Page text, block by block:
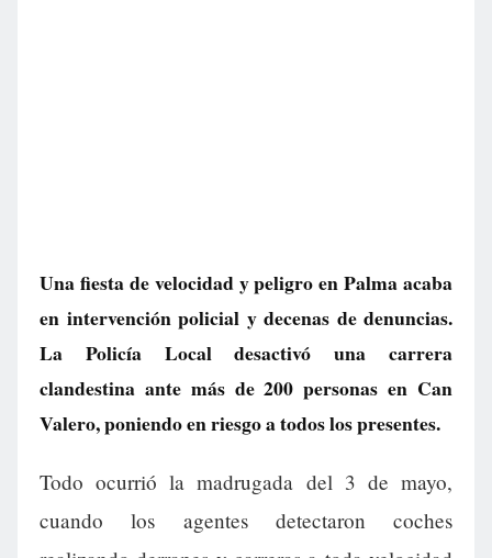
Una fiesta de velocidad y peligro en Palma acaba
en intervención policial y decenas de denuncias.
La Policía Local desactivó una carrera
clandestina ante más de 200 personas en Can
Valero, poniendo en riesgo a todos los presentes.
Todo ocurrió la madrugada del 3 de mayo,
cuando los agentes detectaron coches